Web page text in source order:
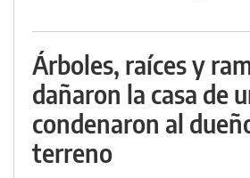
Árboles, raíces y
dañaron la casa de
condenaron al
terreno